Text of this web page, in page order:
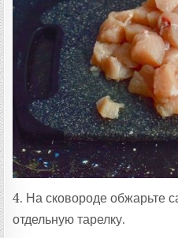
4. На сковороде обжарьте
отдельную тарелку.